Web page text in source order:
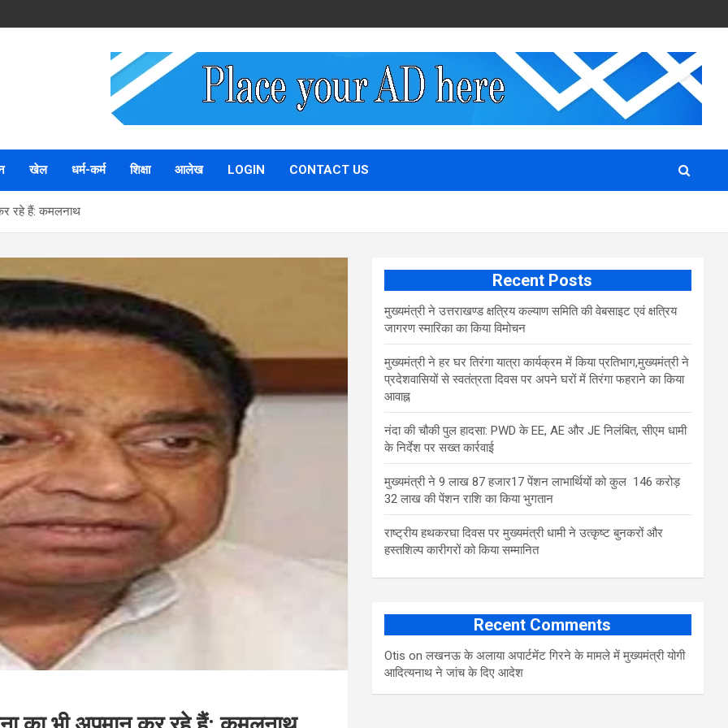
खेल धर्म-कर्म शिक्षा आलेख LOGIN CONTACT US
कर रहे हैं: कमलनाथ
Recent Posts
मुख्यमंत्री ने उत्तराखण्ड क्षत्रिय कल्याण समिति की वेबसाइट एवं क्षत्रिय
जागरण स्मारिका का किया विमोचन
मुख्यमंत्री ने हर घर तिरंगा यात्रा कार्यक्रम में किया प्रतिभाग,मुख्यमंत्री ने
प्रदेशवासियों से स्वतंत्रता दिवस पर अपने घरों में तिरंगा फहराने का किया
आवाह्न
नंदा की चौकी पुल हादसा: PWD के EE, AE और JE निलंबित, सीएम धामी
के निर्देश पर सख्त कार्रवाई
मुख्यमंत्री ने 9 लाख 87 हजार17 पेंशन लाभार्थियों को कुल 146 करोड़
32 लाख की पेंशन राशि का किया भुगतान
राष्ट्रीय हथकरघा दिवस पर मुख्यमंत्री धामी ने उत्कृष्ट बुनकरों और
हस्तशिल्प कारीगरों को किया सम्मानित
Recent Comments
Otis onलखनऊ के अलाया अपार्टमेंट गिरने के मामले में मुख्‍यमंत्री योगी
आद‍ित्‍यनाथ ने जांच के द‍िए आदेश